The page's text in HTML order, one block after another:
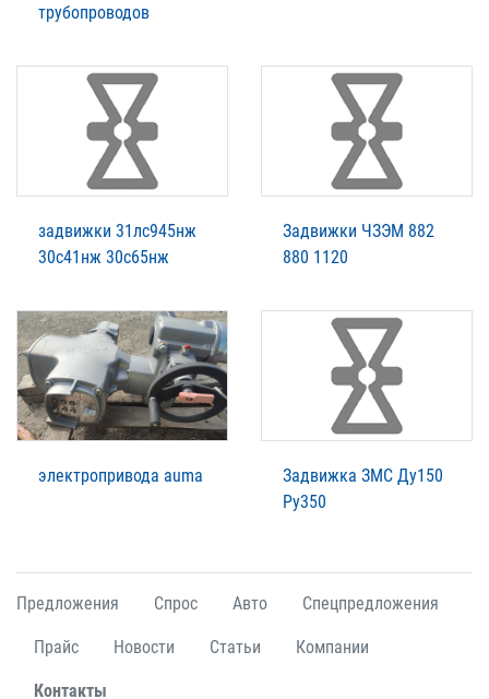
трубопроводов
задвижки 31лс945нж
30с41нж 30с65нж
Задвижки ЧЗЭМ 882
880 1120
электропривода auma
Задвижка ЗМС Ду150
Ру350
Предложения Спрос Авто Спецпредложения
Прайс Новости Статьи Компании
Контакты